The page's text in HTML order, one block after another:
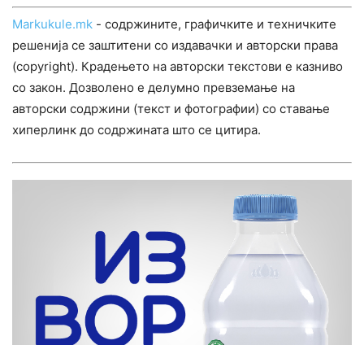
Markukule.mk - содржините, графичките и техничките
решенија се заштитени со издавачки и авторски права
(copyright). Крадењето на авторски текстови е казниво
со закон. Дозволено е делумно превземање на
авторски содржини (текст и фотографии) со ставање
хиперлинк до содржината што се цитира.